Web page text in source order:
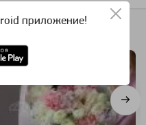
приложение!